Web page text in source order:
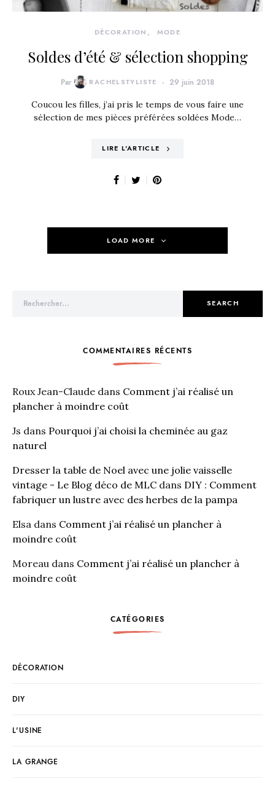
DÉCORATION MODE
Soldes d’été & sélection shopping
Par RACHELSTYLISTE 29 juin 2018
Coucou les filles, j’ai pris le temps de vous faire une
sélection de mes pièces préférées soldées Mode…
LIRE L'ARTICLE
LOAD MORE
SEARCH
COMMENTAIRES RÉCENTS
Roux Jean-Claude dans Comment j’ai réalisé un
plancher à moindre coût
Js dans Pourquoi j’ai choisi la cheminée au gaz
naturel
Dresser la table de Noel avec une jolie vaisselle
vintage - Le Blog déco de MLC dans DIY : Comment
fabriquer un lustre avec des herbes de la pampa
Elsa dans Comment j’ai réalisé un plancher à
moindre coût
Moreau dans Comment j’ai réalisé un plancher à
moindre coût
CATÉGORIES
DÉCORATION
DIY
L'USINE
LA GRANGE